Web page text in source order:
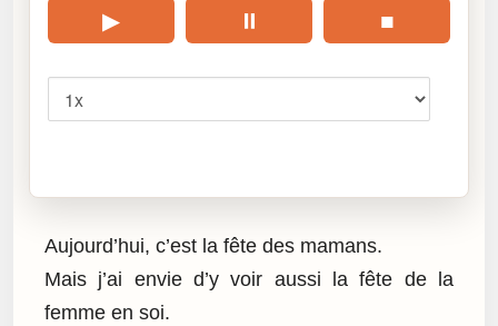
▶ ⏸ ■
Aujourd’hui, c’est la fête des mamans.
Mais j’ai envie d’y voir aussi la fête de la
femme en soi.